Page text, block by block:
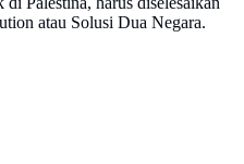
atau Solusi Dua Negara.